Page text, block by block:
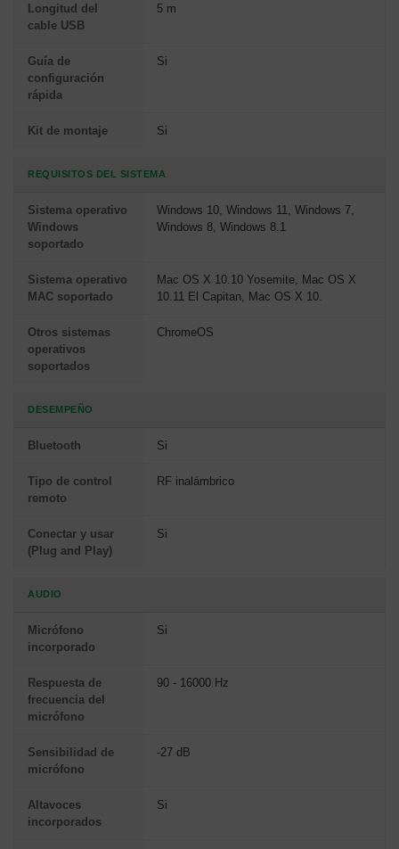
Longitud del
cable USB
5 m
Guía de
configuración
rápida
Si
Kit de montaje Si
REQUISITOS DEL SISTEMA
Sistema operativo
Windows
soportado
Windows 10, Windows 11, Windows 7,
Windows 8, Windows 8.1
Sistema operativo
MAC soportado
Mac OS X 10.10 Yosemite, Mac OS X
10.11 El Capitan, Mac OS X 10.
Otros sistemas
operativos
soportados
ChromeOS
DESEMPEÑO
Bluetooth Si
Tipo de control
remoto
RF inalámbrico
Conectar y usar
(Plug and Play)
Si
AUDIO
Micrófono
incorporado
Si
Respuesta de
frecuencia del
micrófono
90 - 16000 Hz
Sensibilidad de
micrófono
-27 dB
Altavoces
incorporados
Si